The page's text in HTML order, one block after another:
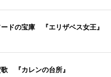
ドの宝庫 『エリザベス女王』
『カレンの台所』